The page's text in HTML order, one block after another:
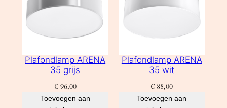
Plafondlamp ARENA
35 grijs
€96,00
Toevoegen aan
Plafondlamp ARENA
35 wit
€ 88,00
Toevoegen aan